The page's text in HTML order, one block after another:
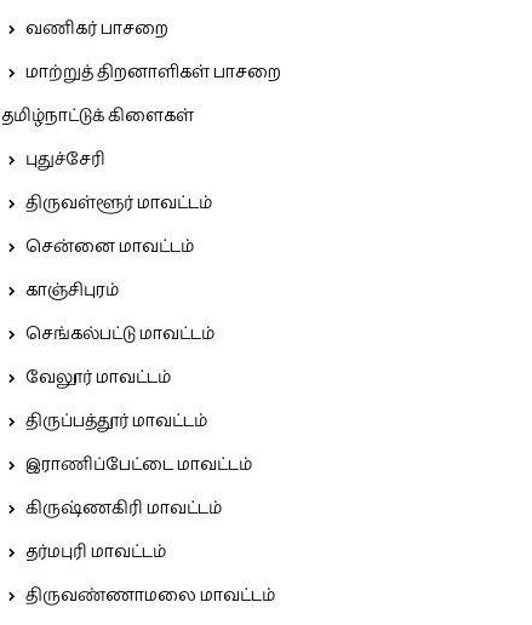
வணிகர் பாசறை
மாற்றுத் திறனாளிகள் பாசறை
தமிழ்நாட்டுக் கிளைகள்
புதுச்சேரி
திருவள்ளூர் மாவட்டம்
சென்னை மாவட்டம்
காஞ்சிபுரம்
செங்கல்பட்டு மாவட்டம்
வேலூர் மாவட்டம்
திருப்பத்தூர் மாவட்டம்
இராணிப்பேட்டை மாவட்டம்
கிருஷ்ணகிரி மாவட்டம்
தர்மபுரி மாவட்டம்
திருவண்ணாமலை மாவட்டம்